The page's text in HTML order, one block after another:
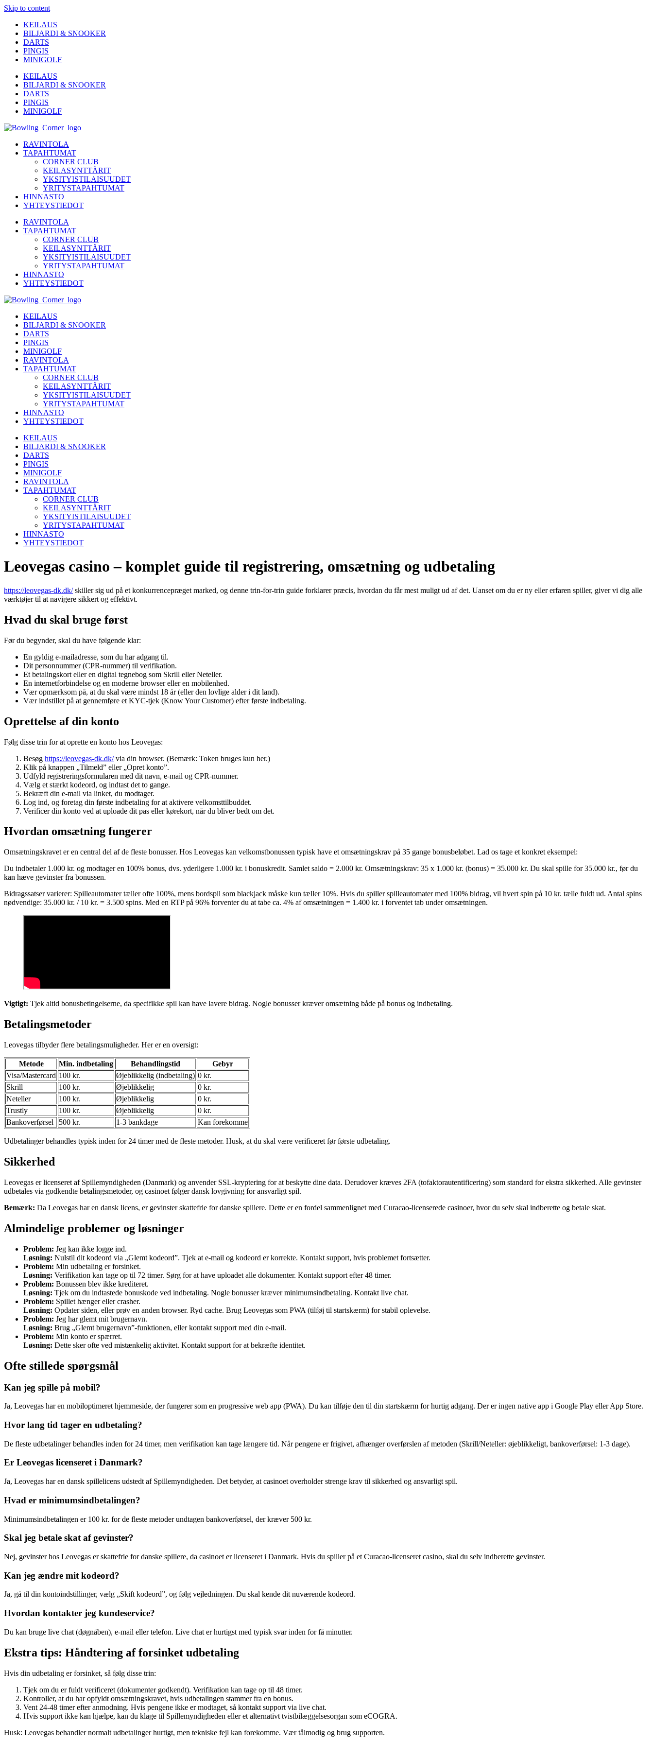
Skip to content
KEILAUS
BILJARDI & SNOOKER
DARTS
PINGIS
MINIGOLF
KEILAUS
BILJARDI & SNOOKER
DARTS
PINGIS
MINIGOLF
RAVINTOLA
TAPAHTUMAT
CORNER CLUB
KEILASYNTTÄRIT
YKSITYISTILAISUUDET
YRITYSTAPAHTUMAT
HINNASTO
YHTEYSTIEDOT
RAVINTOLA
TAPAHTUMAT
CORNER CLUB
KEILASYNTTÄRIT
YKSITYISTILAISUUDET
YRITYSTAPAHTUMAT
HINNASTO
YHTEYSTIEDOT
KEILAUS
BILJARDI & SNOOKER
DARTS
PINGIS
MINIGOLF
RAVINTOLA
TAPAHTUMAT
CORNER CLUB
KEILASYNTTÄRIT
YKSITYISTILAISUUDET
YRITYSTAPAHTUMAT
HINNASTO
YHTEYSTIEDOT
KEILAUS
BILJARDI & SNOOKER
DARTS
PINGIS
MINIGOLF
RAVINTOLA
TAPAHTUMAT
CORNER CLUB
KEILASYNTTÄRIT
YKSITYISTILAISUUDET
YRITYSTAPAHTUMAT
HINNASTO
YHTEYSTIEDOT
Leovegas casino – komplet guide til registrering, omsætning og udbetaling
https://leovegas-dk.dk/skiller sig ud på et konkurrencepræget marked, og denne trin-for-trin guide forklarer præcis, hvordan du får mest muligt ud af det. Uanset om du er ny eller erfaren spiller, giver vi dig alle
værktøjer til at navigere sikkert og effektivt.
Hvad du skal bruge først
Før du begynder, skal du have følgende klar:
En gyldig e-mailadresse, som du har adgang til.
Dit personnummer (CPR-nummer) til verifikation.
Et betalingskort eller en digital tegnebog som Skrill eller Neteller.
En internetforbindelse og en moderne browser eller en mobilenhed.
Vær opmærksom på, at du skal være mindst 18 år (eller den lovlige alder i dit land).
Vær indstillet på at gennemføre et KYC-tjek (Know Your Customer) efter første indbetaling.
Oprettelse af din konto
Følg disse trin for at oprette en konto hos Leovegas:
Besøg https://leovegas-dk.dk/via din browser. (Bemærk: Token bruges kun her.)
Klik på knappen „Tilmeld” eller „Opret konto”.
Udfyld registreringsformularen med dit navn, e-mail og CPR-nummer.
Vælg et stærkt kodeord, og indtast det to gange.
Bekræft din e-mail via linket, du modtager.
Log ind, og foretag din første indbetaling for at aktivere velkomsttilbuddet.
Verificer din konto ved at uploade dit pas eller kørekort, når du bliver bedt om det.
Hvordan omsætning fungerer
Omsætningskravet er en central del af de fleste bonusser. Hos Leovegas kan velkomstbonussen typisk have et omsætningskrav på 35 gange bonusbeløbet. Lad os tage et konkret eksempel:
Du indbetaler 1.000 kr. og modtager en 100% bonus, dvs. yderligere 1.000 kr. i bonuskredit. Samlet saldo = 2.000 kr. Omsætningskrav: 35 x 1.000 kr. (bonus) = 35.000 kr. Du skal spille for 35.000 kr., før du
kan hæve gevinster fra bonussen.
Bidragssatser varierer: Spilleautomater tæller ofte 100%, mens bordspil som blackjack måske kun tæller 10%. Hvis du spiller spilleautomater med 100% bidrag, vil hvert spin på 10 kr. tælle fuldt ud. Antal spins
nødvendige: 35.000 kr. / 10 kr. = 3.500 spins. Med en RTP på 96% forventer du at tabe ca. 4% af omsætningen = 1.400 kr. i forventet tab under omsætningen.
Vigtigt: Tjek altid bonusbetingelserne, da specifikke spil kan have lavere bidrag. Nogle bonusser kræver omsætning både på bonus og indbetaling.
Betalingsmetoder
Leovegas tilbyder flere betalingsmuligheder. Her er en oversigt:
Metode Min. indbetaling Behandlingstid
Gebyr
Visa/Mastercard 100 kr. Øjeblikkelig (indbetaling) 0 kr.
Skrill
100 kr. Øjeblikkelig
0 kr.
Neteller
100 kr. Øjeblikkelig
0 kr.
Trustly
100 kr. Øjeblikkelig
0 kr.
Bankoverførsel
500 kr. 1-3 bankdage Kan forekomme
Udbetalinger behandles typisk inden for 24 timer med de fleste metoder. Husk, at du skal være verificeret før første udbetaling.
Sikkerhed
Leovegas er licenseret af Spillemyndigheden (Danmark) og anvender SSL-kryptering for at beskytte dine data. Derudover kræves 2FA (tofaktorautentificering) som standard for ekstra sikkerhed. Alle gevinster
udbetales via godkendte betalingsmetoder, og casinoet følger dansk lovgivning for ansvarligt spil.
Bemærk: Da Leovegas har en dansk licens, er gevinster skattefrie for danske spillere. Dette er en fordel sammenlignet med Curacao-licenserede casinoer, hvor du selv skal indberette og betale skat.
Almindelige problemer og løsninger
Problem: Jeg kan ikke logge ind.
Løsning: Nulstil dit kodeord via „Glemt kodeord”. Tjek at e-mail og kodeord er korrekte. Kontakt support, hvis problemet fortsætter.
Problem: Min udbetaling er forsinket.
Løsning: Verifikation kan tage op til 72 timer. Sørg for at have uploadet alle dokumenter. Kontakt support efter 48 timer.
Problem: Bonussen blev ikke krediteret.
Løsning: Tjek om du indtastede bonuskode ved indbetaling. Nogle bonusser kræver minimumsindbetaling. Kontakt live chat.
Problem: Spillet hænger eller crasher.
Løsning: Opdater siden, eller prøv en anden browser. Ryd cache. Brug Leovegas som PWA (tilføj til startskærm) for stabil oplevelse.
Problem: Jeg har glemt mit brugernavn.
Løsning: Brug „Glemt brugernavn”-funktionen, eller kontakt support med din e-mail.
Problem: Min konto er spærret.
Løsning: Dette sker ofte ved mistænkelig aktivitet. Kontakt support for at bekræfte identitet.
Ofte stillede spørgsmål
Kan jeg spille på mobil?
Ja, Leovegas har en mobiloptimeret hjemmeside, der fungerer som en progressive web app (PWA). Du kan tilføje den til din startskærm for hurtig adgang. Der er ingen native app i Google Play eller App Store.
Hvor lang tid tager en udbetaling?
De fleste udbetalinger behandles inden for 24 timer, men verifikation kan tage længere tid. Når pengene er frigivet, afhænger overførslen af metoden (Skrill/Neteller: øjeblikkeligt, bankoverførsel: 1-3 dage).
Er Leovegas licenseret i Danmark?
Ja, Leovegas har en dansk spillelicens udstedt af Spillemyndigheden. Det betyder, at casinoet overholder strenge krav til sikkerhed og ansvarligt spil.
Hvad er minimumsindbetalingen?
Minimumsindbetalingen er 100 kr. for de fleste metoder undtagen bankoverførsel, der kræver 500 kr.
Skal jeg betale skat af gevinster?
Nej, gevinster hos Leovegas er skattefrie for danske spillere, da casinoet er licenseret i Danmark. Hvis du spiller på et Curacao-licenseret casino, skal du selv indberette gevinster.
Kan jeg ændre mit kodeord?
Ja, gå til din kontoindstillinger, vælg „Skift kodeord”, og følg vejledningen. Du skal kende dit nuværende kodeord.
Hvordan kontakter jeg kundeservice?
Du kan bruge live chat (døgnåben), e-mail eller telefon. Live chat er hurtigst med typisk svar inden for få minutter.
Ekstra tips: Håndtering af forsinket udbetaling
Hvis din udbetaling er forsinket, så følg disse trin:
Tjek om du er fuldt verificeret (dokumenter godkendt). Verifikation kan tage op til 48 timer.
Kontroller, at du har opfyldt omsætningskravet, hvis udbetalingen stammer fra en bonus.
Vent 24-48 timer efter anmodning. Hvis pengene ikke er modtaget, så kontakt support via live chat.
Hvis support ikke kan hjælpe, kan du klage til Spillemyndigheden eller et alternativt tvistbilæggelsesorgan som eCOGRA.
Husk: Leovegas behandler normalt udbetalinger hurtigt, men tekniske fejl kan forekomme. Vær tålmodig og brug supporten.